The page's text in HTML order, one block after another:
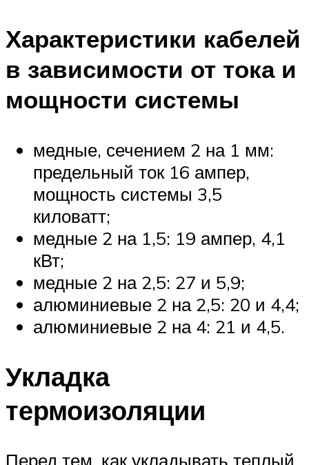
Характеристики кабелей
в зависимости от тока и
мощности системы
медные, сечением 2 на 1 мм:
предельный ток 16 ампер,
мощность системы 3,5
киловатт;
медные 2 на 1,5: 19 ампер, 4,1
кВт;
медные 2 на 2,5: 27 и 5,9;
алюминиевые 2 на 2,5: 20 и 4,4;
алюминиевые 2 на 4: 21 и 4,5.
Укладка
термоизоляции
Перед тем, как укладывать теплый